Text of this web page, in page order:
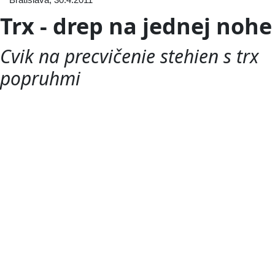
Trx - drep na jednej nohe
Cvik na precvičenie stehien s trx
popruhmi